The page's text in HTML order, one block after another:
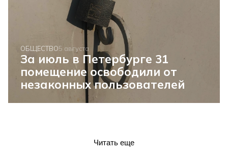
ОБЩЕСТВО5 августа
За июль в Петербурге 31
помещение освободили от
незаконных пользователей
Читать еще